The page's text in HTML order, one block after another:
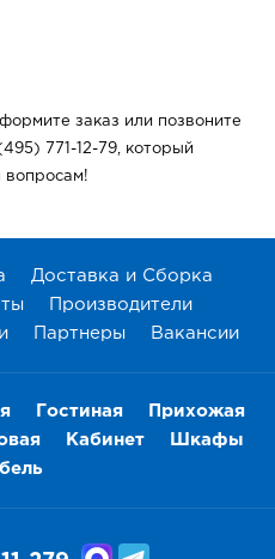
заказ или позвоните
771-12-79, который
вопросам!
Доставка и Сборка
Производители
Партнеры Вакансии
Гостиная
Прихожая
Кабинет
Шкафы